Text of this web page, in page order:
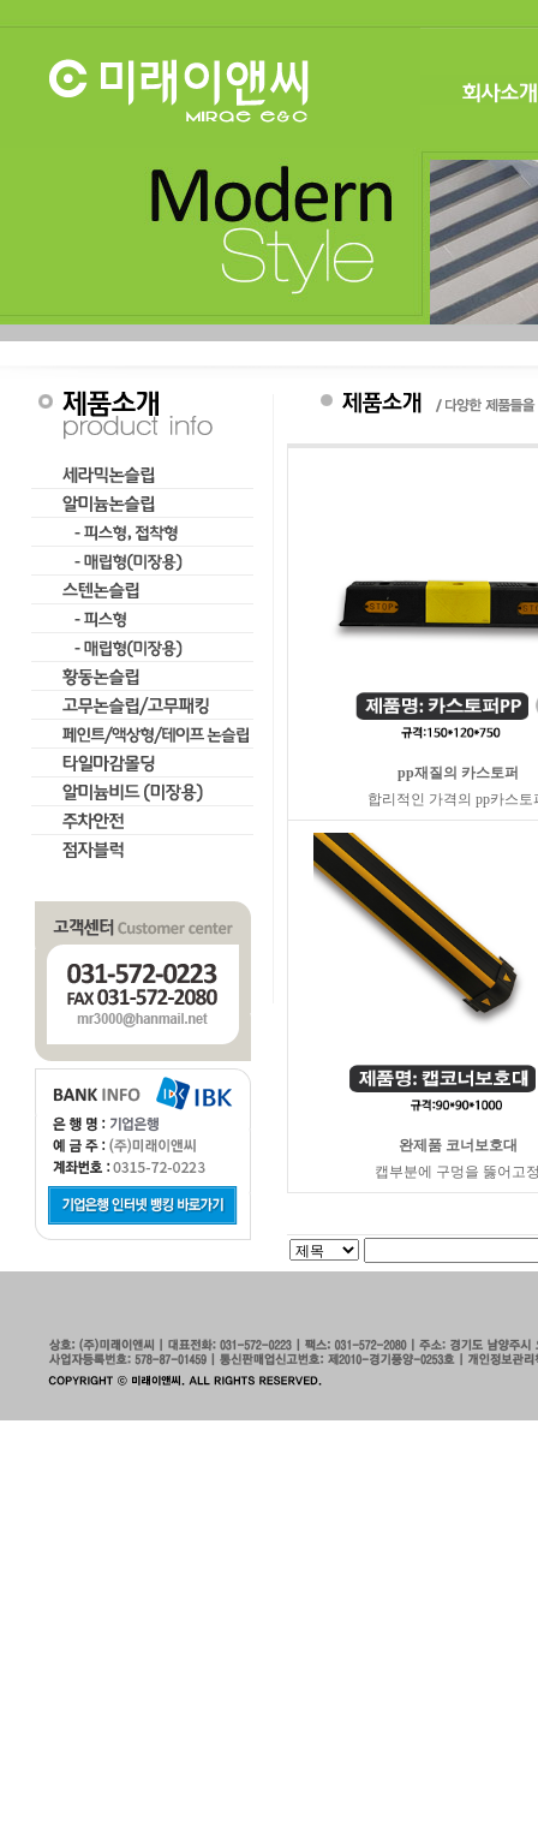
pp재질의 카스토퍼
합리적인 가격의 pp카스토
완제품 코너보호대
캡부분에 구멍을 뚫어고